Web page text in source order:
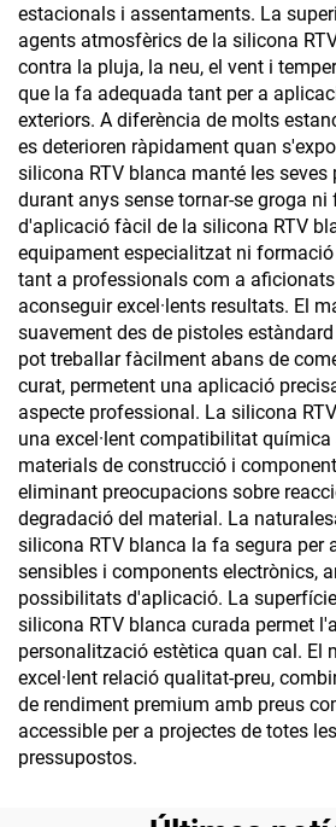
estacionals i assentaments. La
agents atmosfèrics de la silicona
contra la pluja, la neu, el vent i
que la fa adequada tant per a
exteriors. A diferència de molts
es deterioren ràpidament quan
silicona RTV blanca manté les
durant anys sense tornar-se groga ni
d'aplicació fàcil de la silicona RTV
equipament especialitzat ni
tant a professionals com a
aconseguir excel·lents resultats. El
suavement des de pistoles
pot treballar fàcilment abans de
curat, permetent una aplicació
aspecte professional. La silicona
una excel·lent compatibilitat
materials de construcció i
eliminant preocupacions sobre
degradació del material. La
silicona RTV blanca la fa segura per
sensibles i components electrònics,
possibilitats d'aplicació. La
silicona RTV blanca curada permet
personalització estètica quan cal. El
excel·lent relació qualitat-preu,
de rendiment premium amb preus
accessible per a projectes de totes
pressupostos.